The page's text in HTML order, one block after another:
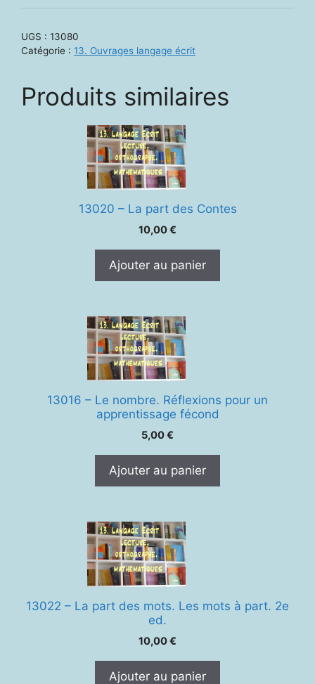
lecture
numéro
de
Reed
Ortho
UGS : 13080
Catégorie : 13. Ouvrages langage écrit
Produits similaires
13020 – La part des Contes
10,00€
Ajouter au panier
13016 – Le nombre. Réflexions pour un
apprentissage fécond
5,00€
Ajouter au panier
13022 – La part des mots. Les mots à part. 2e
ed.
10,00€
Ajouter au panier